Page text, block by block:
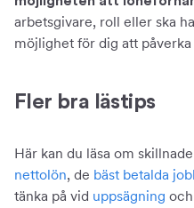
arbetsgivare, roll eller ska
möjlighet för dig att
Fler bra lästips
Här kan du läsa om
nettolön, de bäst betalda
tänka på vid uppsägning